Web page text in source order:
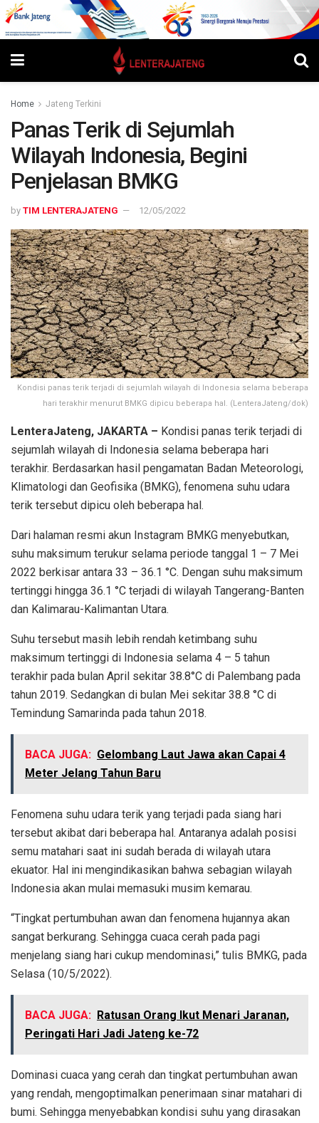
Home Jateng Terkini
Panas Terik di Sejumlah
Wilayah Indonesia, Begini
Penjelasan BMKG
by TIM LENTERAJATENG 12/05/2022
Kondisi panas terik terjadi di sejumlah wilayah di Indonesia selama beberapa
hari terakhir menurut BMKG dipicu beberapa hal. (LenteraJateng/dok)
LenteraJateng, JAKARTA – Kondisi panas terik terjadi di
sejumlah wilayah di Indonesia selama beberapa hari
terakhir. Berdasarkan hasil pengamatan Badan Meteorologi,
Klimatologi dan Geofisika (BMKG), fenomena suhu udara
terik tersebut dipicu oleh beberapa hal.
Dari halaman resmi akun Instagram BMKG menyebutkan,
suhu maksimum terukur selama periode tanggal 1 – 7 Mei
2022 berkisar antara 33 – 36.1 °C. Dengan suhu maksimum
tertinggi hingga 36.1 °C terjadi di wilayah Tangerang-Banten
dan Kalimarau-Kalimantan Utara.
Suhu tersebut masih lebih rendah ketimbang suhu
maksimum tertinggi di Indonesia selama 4 – 5 tahun
terakhir pada bulan April sekitar 38.8°C di Palembang pada
tahun 2019. Sedangkan di bulan Mei sekitar 38.8 °C di
Temindung Samarinda pada tahun 2018.
BACA JUGA: Gelombang Laut Jawa akan Capai 4
Meter Jelang Tahun Baru
Fenomena suhu udara terik yang terjadi pada siang hari
tersebut akibat dari beberapa hal. Antaranya adalah posisi
semu matahari saat ini sudah berada di wilayah utara
ekuator. Hal ini mengindikasikan bahwa sebagian wilayah
Indonesia akan mulai memasuki musim kemarau.
“Tingkat pertumbuhan awan dan fenomena hujannya akan
sangat berkurang. Sehingga cuaca cerah pada pagi
menjelang siang hari cukup mendominasi,” tulis BMKG, pada
Selasa (10/5/2022).
BACA JUGA: Ratusan Orang Ikut Menari Jaranan,
Peringati Hari Jadi Jateng ke-72
Dominasi cuaca yang cerah dan tingkat pertumbuhan awan
yang rendah, mengoptimalkan penerimaan sinar matahari di
bumi. Sehingga menyebabkan kondisi suhu yang dirasakan